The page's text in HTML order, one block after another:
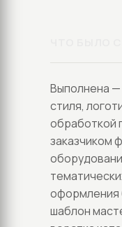
Выполнена
стиля,
обработкой
заказчиком
оформления
шаблон